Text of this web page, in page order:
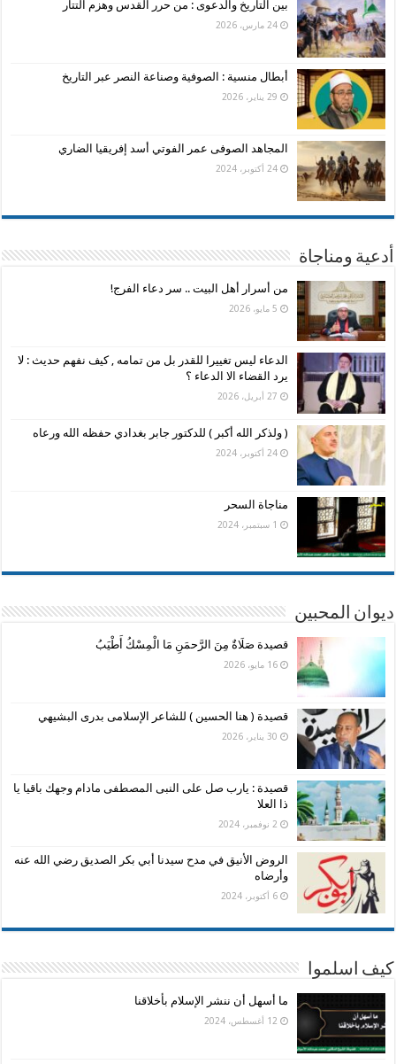
بين التاريخ والدعوى : من حرر القدس وهزم التتار
24 مارس، 2026
أبطال منسية : الصوفية وصناعة النصر عبر التاريخ
29 يناير، 2026
المجاهد الصوفى عمر الفوتي أسد إفريقيا الضاري
24 أكتوبر، 2024
أدعية ومناجاة
من أسرار أهل البيت .. سر دعاء الفرج!
5 مايو، 2026
الدعاء ليس تغييرا للقدر بل من تمامه , كيف نفهم حديث : لا
يرد القضاء الا الدعاء ؟
27 أبريل، 2026
( ولذكر الله أكبر ) للدكتور جابر بغدادي حفظه الله ورعاه
24 أكتوبر، 2024
مناجاة السحر
1 سبتمبر، 2024
ديوان المحبين
قصيدة صَلَاةٌ مِنَ الرَّحمَنِ مَا الْمِسْكُ أَطْيَبُ
16 مايو، 2026
قصيدة ( هنا الحسين ) للشاعر الإسلامى بدرى البشيهي
30 يناير، 2026
قصيدة : يارب صل على النبى المصطفى مادام وجهك باقيا يا
ذا العلا
2 نوفمبر، 2024
الروض الأنيق في مدح سيدنا أبي بكر الصديق رضي الله عنه
وأرضاه
6 أكتوبر، 2024
كيف اسلموا
ما أسهل أن ننشر الإسلام بأخلاقنا
12 أغسطس، 2024